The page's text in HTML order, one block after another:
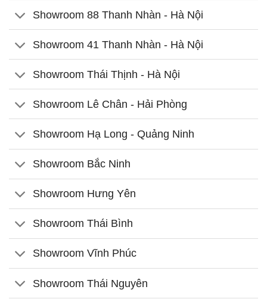
Showroom 88 Thanh Nhàn - Hà Nội
Showroom 41 Thanh Nhàn - Hà Nội
Showroom Thái Thịnh - Hà Nội
Showroom Lê Chân - Hải Phòng
Showroom Hạ Long - Quảng Ninh
Showroom Bắc Ninh
Showroom Hưng Yên
Showroom Thái Bình
Showroom Vĩnh Phúc
Showroom Thái Nguyên